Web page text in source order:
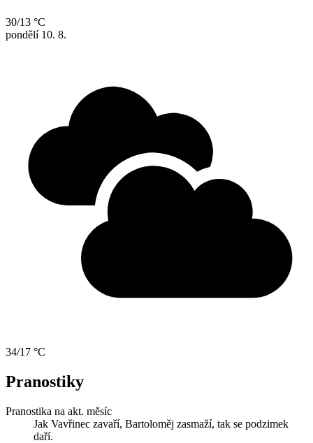
30/13 °C
pondělí 10. 8.
34/17 °C
Pranostiky
Pranostika na akt. měsíc
Jak Vavřinec zavaří, Bartoloměj zasmaží, tak se podzimek
daří.